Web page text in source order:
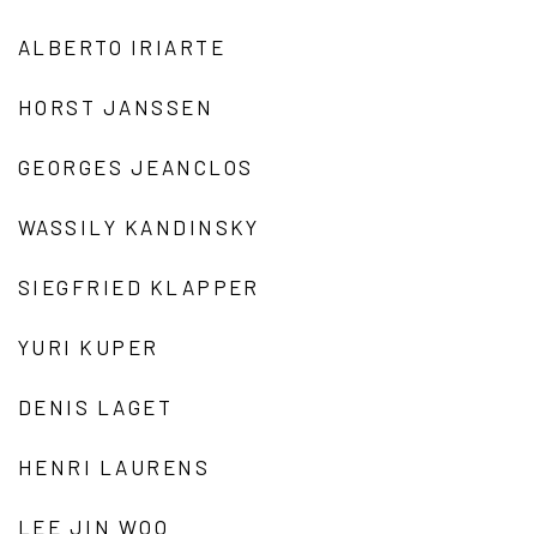
ALBERTO IRIARTE
HORST JANSSEN
GEORGES JEANCLOS
WASSILY KANDINSKY
SIEGFRIED KLAPPER
YURI KUPER
DENIS LAGET
HENRI LAURENS
LEE JIN WOO